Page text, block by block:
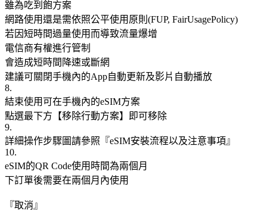
雖為吃到飽方案
網路使用還是需依照公平使用原則(FUP, FairUsagePolicy)
若因短時間過量使用而導致流量爆增
電信商有權進行管制
會造成短時間降速或斷網
建議可關閉手機內的App自動更新及影片自動播放
8.
結束使用可在手機內的eSIM方案
點選最下方【移除行動方案】即可移除
9.
詳細操作步驟圖請參照『eSIM安裝流程以及注意事項』
10.
eSIM的QR Code使用時間為兩個月
下訂單後需要在兩個月內使用
『取消』